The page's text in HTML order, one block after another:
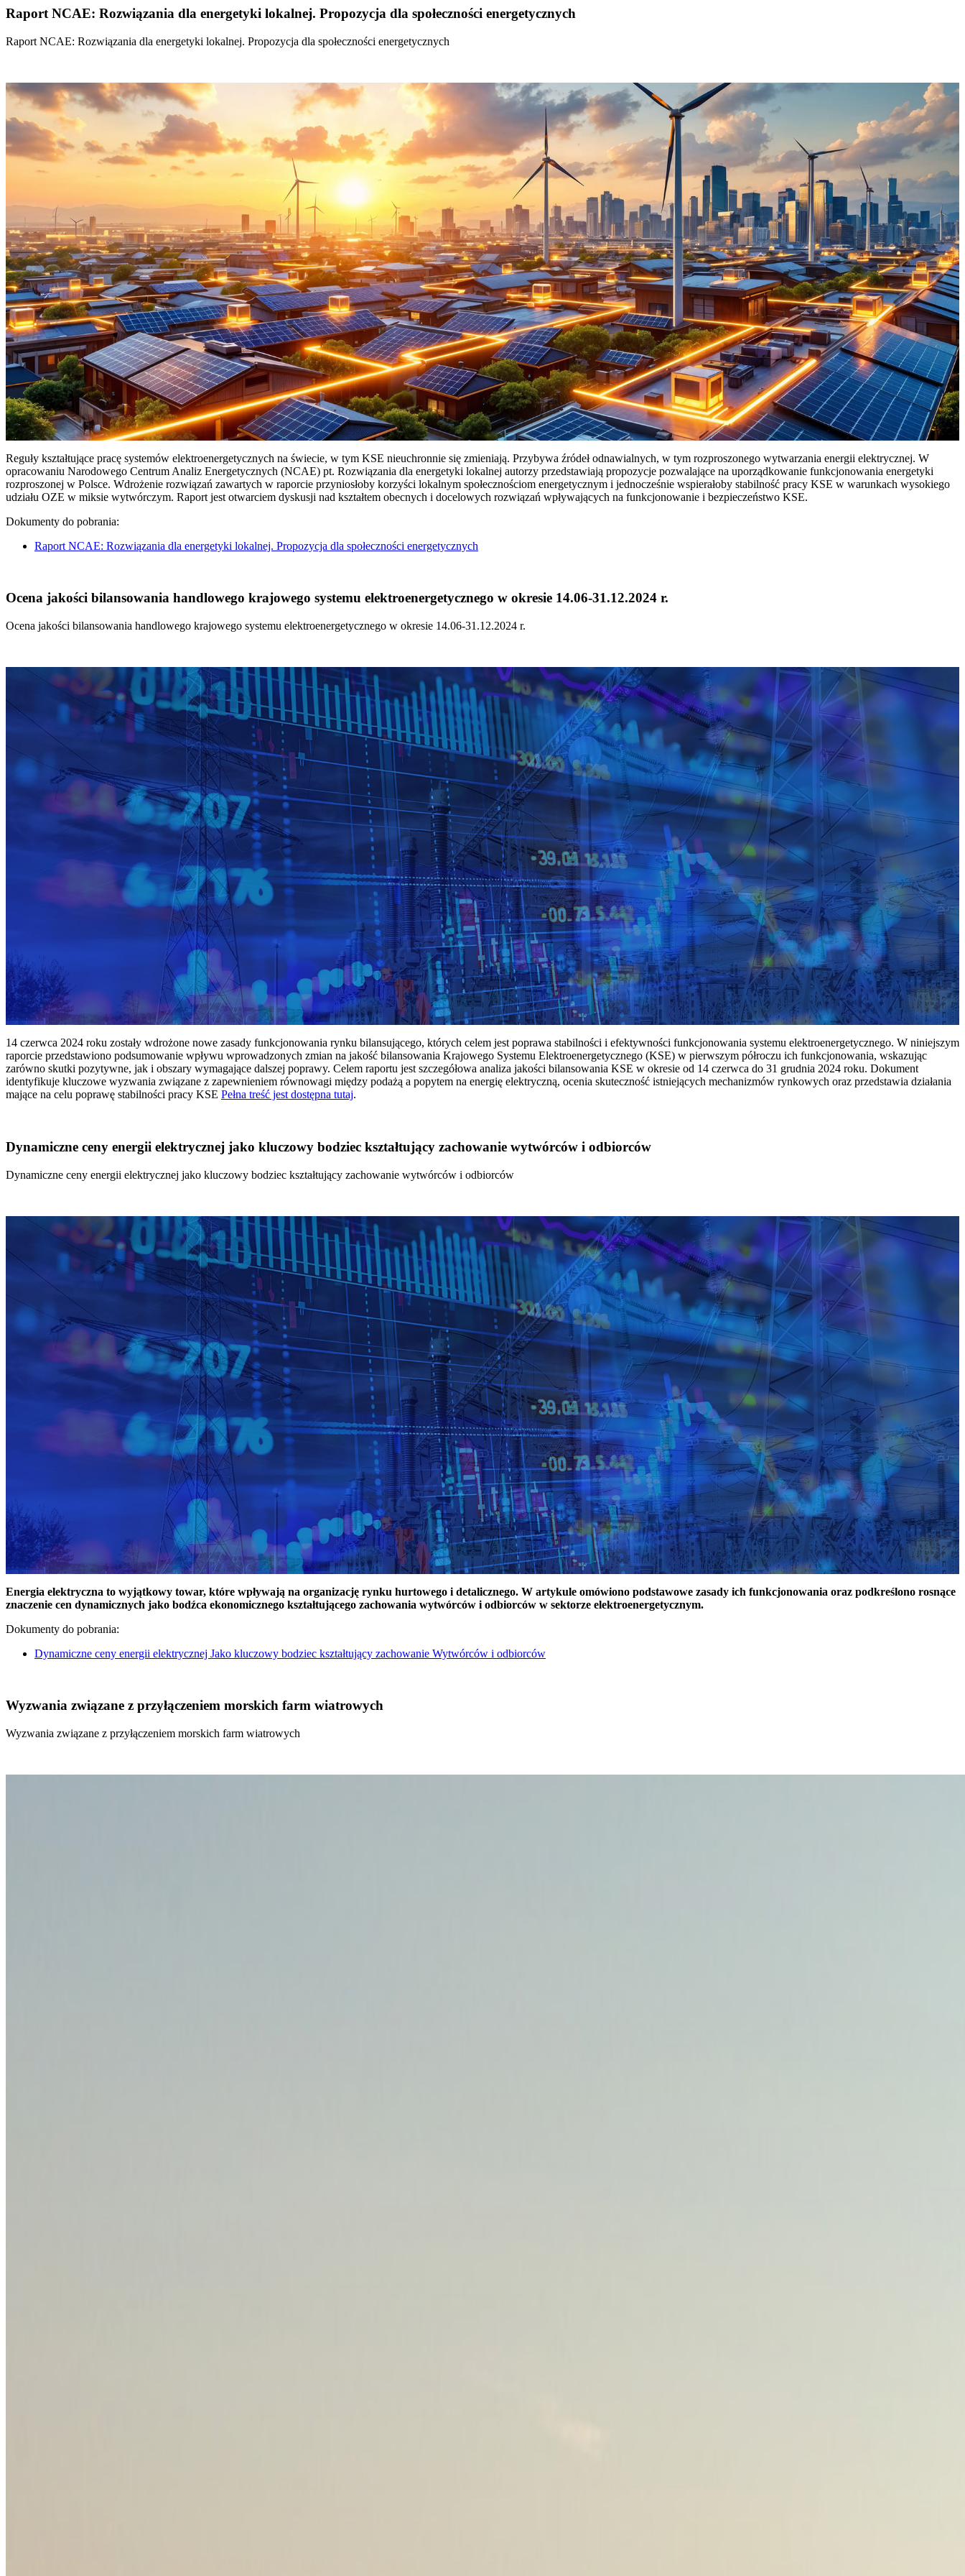
Raport NCAE: Rozwiązania dla energetyki lokalnej. Propozycja dla społeczności energetycznych
Raport NCAE: Rozwiązania dla energetyki lokalnej. Propozycja dla społeczności energetycznych
Reguły kształtujące pracę systemów elektroenergetycznych na świecie, w tym KSE nieuchronnie się zmieniają. Przybywa źródeł odnawialnych, w tym rozproszonego wytwarzania energii elektrycznej. W
opracowaniu Narodowego Centrum Analiz Energetycznych (NCAE) pt. Rozwiązania dla energetyki lokalnej autorzy przedstawiają propozycje pozwalające na uporządkowanie funkcjonowania energetyki
rozproszonej w Polsce. Wdrożenie rozwiązań zawartych w raporcie przyniosłoby korzyści lokalnym społecznościom energetycznym i jednocześnie wspierałoby stabilność pracy KSE w warunkach wysokiego
udziału OZE w miksie wytwórczym. Raport jest otwarciem dyskusji nad kształtem obecnych i docelowych rozwiązań wpływających na funkcjonowanie i bezpieczeństwo KSE.
Dokumenty do pobrania:
Raport NCAE: Rozwiązania dla energetyki lokalnej. Propozycja dla społeczności energetycznych
Ocena jakości bilansowania handlowego krajowego systemu elektroenergetycznego w okresie 14.06-31.12.2024 r.
Ocena jakości bilansowania handlowego krajowego systemu elektroenergetycznego w okresie 14.06-31.12.2024 r.
14 czerwca 2024 roku zostały wdrożone nowe zasady funkcjonowania rynku bilansującego, których celem jest poprawa stabilności i efektywności funkcjonowania systemu elektroenergetycznego. W niniejszym
raporcie przedstawiono podsumowanie wpływu wprowadzonych zmian na jakość bilansowania Krajowego Systemu Elektroenergetycznego (KSE) w pierwszym półroczu ich funkcjonowania, wskazując
zarówno skutki pozytywne, jak i obszary wymagające dalszej poprawy. Celem raportu jest szczegółowa analiza jakości bilansowania KSE w okresie od 14 czerwca do 31 grudnia 2024 roku. Dokument
identyfikuje kluczowe wyzwania związane z zapewnieniem równowagi między podażą a popytem na energię elektryczną, ocenia skuteczność istniejących mechanizmów rynkowych oraz przedstawia działania
mające na celu poprawę stabilności pracy KSE Pełna treść jest dostępna tutaj.
Dynamiczne ceny energii elektrycznej jako kluczowy bodziec kształtujący zachowanie wytwórców i odbiorców
Dynamiczne ceny energii elektrycznej jako kluczowy bodziec kształtujący zachowanie wytwórców i odbiorców
Energia elektryczna to wyjątkowy towar, które wpływają na organizację rynku hurtowego i detalicznego. W artykule omówiono podstawowe zasady ich funkcjonowania oraz podkreślono rosnące
znaczenie cen dynamicznych jako bodźca ekonomicznego kształtującego zachowania wytwórców i odbiorców w sektorze elektroenergetycznym.
Dokumenty do pobrania:
Dynamiczne ceny energii elektrycznej Jako kluczowy bodziec kształtujący zachowanie Wytwórców i odbiorców
Wyzwania związane z przyłączeniem morskich farm wiatrowych
Wyzwania związane z przyłączeniem morskich farm wiatrowych